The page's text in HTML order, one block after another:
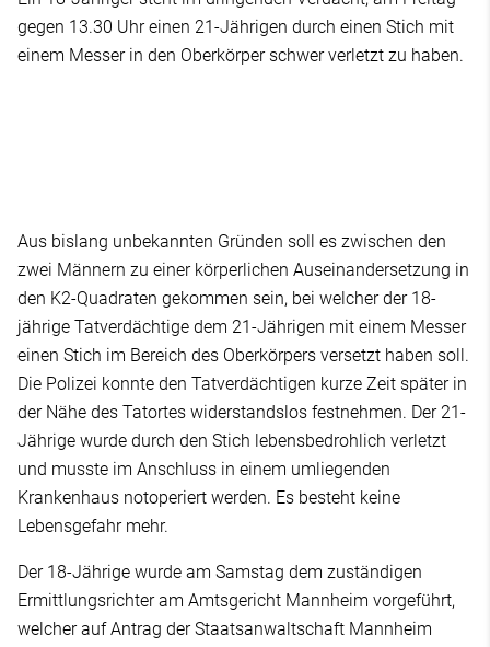
gegen 13.30 Uhr einen 21-Jährigen durch einen Stich mit
einem Messer in den Oberkörper schwer verletzt zu haben.
Aus bislang unbekannten Gründen soll es zwischen den
zwei Männern zu einer körperlichen Auseinandersetzung in
den K2-Quadraten gekommen sein, bei welcher der 18-
jährige Tatverdächtige dem 21-Jährigen mit einem Messer
einen Stich im Bereich des Oberkörpers versetzt haben soll.
Die Polizei konnte den Tatverdächtigen kurze Zeit später in
der Nähe des Tatortes widerstandslos festnehmen. Der 21-
Jährige wurde durch den Stich lebensbedrohlich verletzt
und musste im Anschluss in einem umliegenden
Krankenhaus notoperiert werden. Es besteht keine
Lebensgefahr mehr.
Der 18-Jährige wurde am Samstag dem zuständigen
Ermittlungsrichter am Amtsgericht Mannheim vorgeführt,
welcher auf Antrag der Staatsanwaltschaft Mannheim